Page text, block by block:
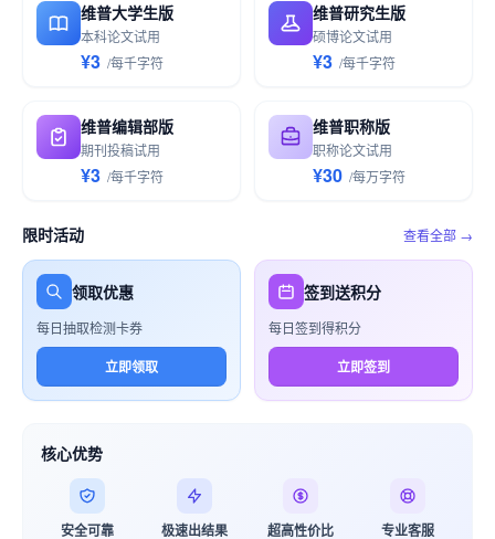
维普大学生版
本科论文试用
¥3 /每千字符
维普研究生版
硕博论文试用
¥3 /每千字符
维普编辑部版
期刊投稿试用
¥3 /每千字符
维普职称版
职称论文试用
¥30 /每万字符
限时活动 查看全部 →
领取优惠
每日抽取检测卡券
立即领取
签到送积分
每日签到得积分
立即签到
核心优势
安全可靠 极速出结果 超高性价比 专业客服